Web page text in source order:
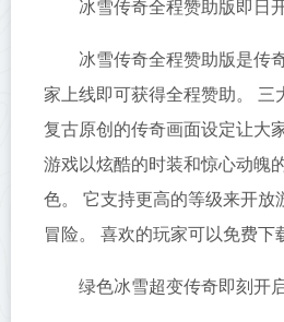
冰雪传奇全程赞助版即日
冰雪传奇全程赞助版是传
家上线即可获得全程赞助。 三
复古原创的传奇画面设定让大
游戏以炫酷的时装和惊心动魄
色。 它支持更高的等级来开放
冒险。 喜欢的玩家可以免费下
绿色冰雪超变传奇即刻开